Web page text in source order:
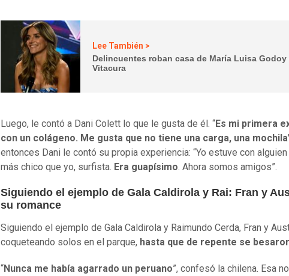
Lee También >
Delincuentes roban casa de María Luisa Godoy
Vitacura
Luego, le contó a Dani Colett lo que le gusta de él. “Es mi primera
con un colágeno. Me gusta que no tiene una carga, una mochila
entonces Dani le contó su propia experiencia: “Yo estuve con
más chico que yo, surfista. Era guapísimo. Ahora somos amigos”.
Siguiendo el ejemplo de Gala Caldirola y Rai: Fran y
su romance
Siguiendo el ejemplo de Gala Caldirola y Raimundo Cerda, Fran y
coqueteando solos en el parque, hasta que de repente se
“Nunca me había agarrado un peruano”, confesó la chilena. Esa